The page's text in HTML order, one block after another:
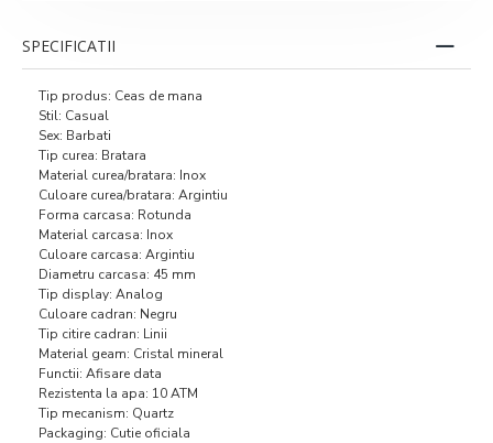
SPECIFICATII
Tip produs: Ceas de mana
Stil: Casual
Sex: Barbati
Tip curea: Bratara
Material curea/bratara: Inox
Culoare curea/bratara: Argintiu
Forma carcasa: Rotunda
Material carcasa: Inox
Culoare carcasa: Argintiu
Diametru carcasa: 45 mm
Tip display: Analog
Culoare cadran: Negru
Tip citire cadran: Linii
Material geam: Cristal mineral
Functii: Afisare data
Rezistenta la apa: 10 ATM
Tip mecanism: Quartz
Packaging: Cutie oficiala